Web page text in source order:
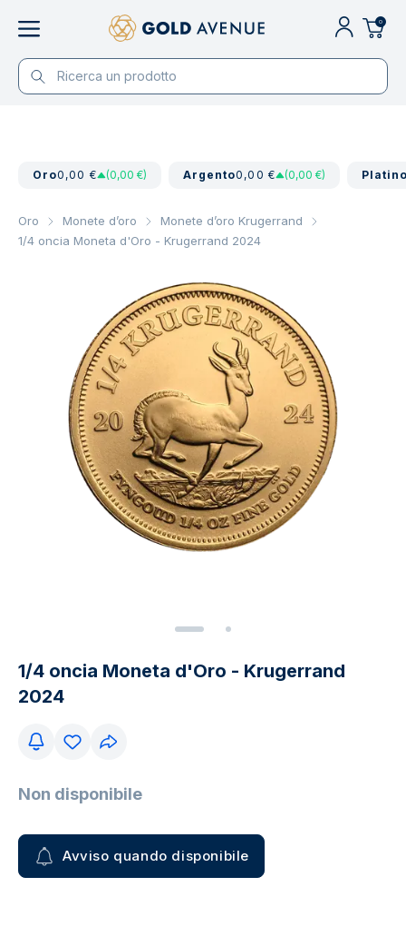
0
Oro0,00 € (0,00 €) Argento0,00 € (0,00 €)
Oro Monete d’oro
Monete d’oro Krugerrand
1/4 oncia Moneta d'Oro - Krugerrand 2024
1/4 oncia Moneta d'Oro - Krugerrand
2024
Non disponibile
Avviso quando disponibile